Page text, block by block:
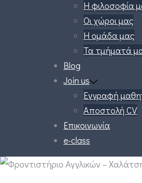
Η φιλοσοφία
Οι χώροι μας
Η ομάδα μας
Τα τμήματά
Blog
Join us
Εγγραφή
Αποστολή CV
Επικοινωνία
e-class